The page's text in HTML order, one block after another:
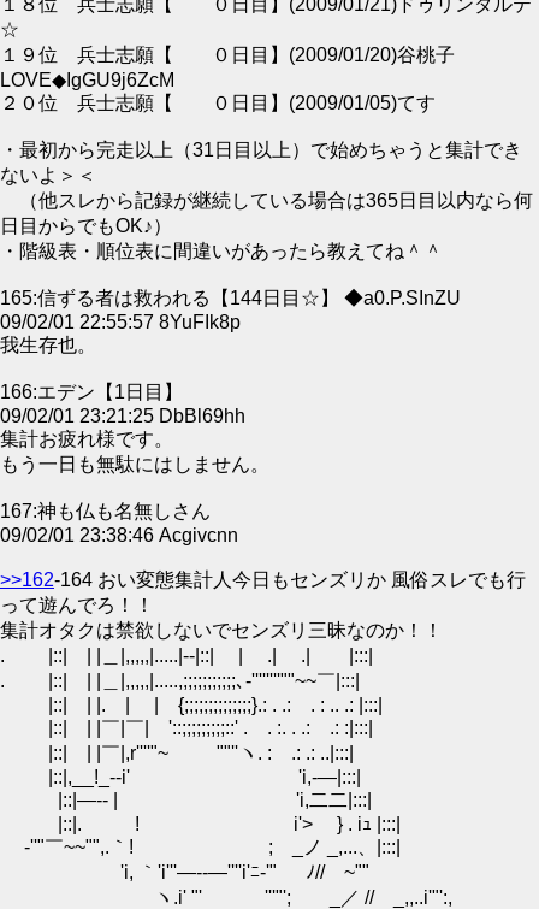
１８位 兵士志願【 ０日目】(2009/01/21)ドゥリンダルテ
☆
１９位 兵士志願【 ０日目】(2009/01/20)谷桃子
LOVE◆IgGU9j6ZcM
２０位 兵士志願【 ０日目】(2009/01/05)てす
・最初から完走以上（31日目以上）で始めちゃうと集計でき
ないよ＞＜
（他スレから記録が継続している場合は365日目以内なら何
日目からでもOK♪）
・階級表・順位表に間違いがあったら教えてね＾＾
165:信ずる者は救われる【144日目☆】 ◆a0.P.SInZU
09/02/01 22:55:57 8YuFIk8p
我生存也。
166:エデン【1日目】
09/02/01 23:21:25 DbBl69hh
集計お疲れ様です。
もう一日も無駄にはしません。
167:神も仏も名無しさん
09/02/01 23:38:46 Acgivcnn
>>162-164 おい変態集計人今日もセンズリか 風俗スレでも行
って遊んでろ！！
集計オタクは禁欲しないでセンズリ三昧なのか！！
. |::| | |＿|,,,,,|.....|--|::| | .| .| |:::|
. |::| | |＿|,,,,,|.....,;;;;;;;;;;;､‐''''''''""~~￣|:::|
|::| | |. | | {;;;;;;;;;;;;;;}.: . .: . : .. .: |:::|
|::| | |￣|￣| '::;;;;;;;;;::' . . :. . .: .: :|:::|
|::| | |￣|,r''''"~ ""''ヽ. : .: .: ..|:::|
|::|,__!_--i' 'i,-―|:::|
|::|―-- | 'i,二二|:::|
|::|. ! i'> } . iｭ |:::|
-''"￣~~"",.｀! ; _ノ _,...、|:::|
'i, ｀'i'''―--―''''i'ﾆ-'" ﾉ//￣~""
ヽ.i' "' '''"'; _／ // _,,..i'"':,